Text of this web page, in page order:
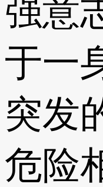
强意
于一
突发
危险